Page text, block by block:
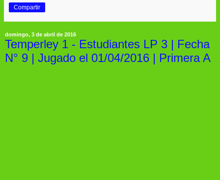
Compartir
domingo, 3 de abril de 2016
Temperley 1 - Estudiantes LP 3 | Fecha
N° 9 | Jugado el 01/04/2016 | Primera A